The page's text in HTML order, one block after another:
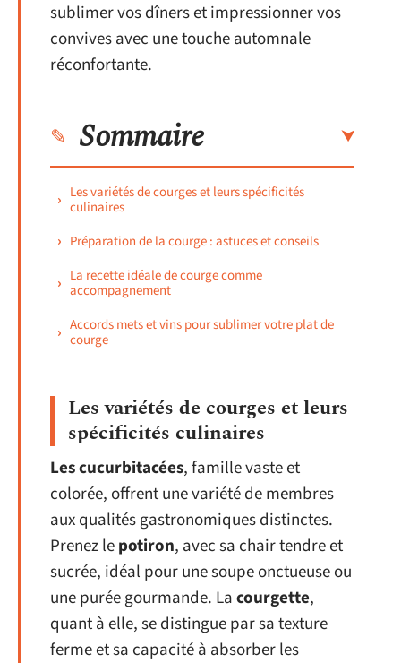
sublimer vos dîners et impressionner vos
convives avec une touche automnale
réconfortante.
Sommaire
Les variétés de courges et leurs spécificités
culinaires
Préparation de la courge : astuces et conseils
La recette idéale de courge comme
accompagnement
Accords mets et vins pour sublimer votre plat de
courge
Les variétés de courges et leurs
spécificités culinaires
Les cucurbitacées, famille vaste et
colorée, offrent une variété de membres
aux qualités gastronomiques distinctes.
Prenez lepotiron, avec sa chair tendre et
sucrée, idéal pour une soupe onctueuse ou
une purée gourmande. Lacourgette,
quant à elle, se distingue par sa texture
ferme et sa capacité à absorber les